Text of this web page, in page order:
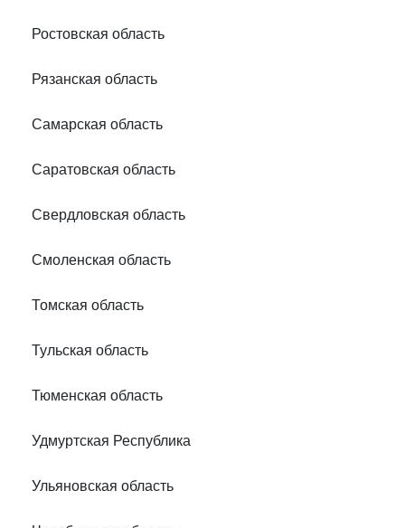
Ростовская область
Рязанская область
Самарская область
Саратовская область
Свердловская область
Смоленская область
Томская область
Тульская область
Тюменская область
Удмуртская Республика
Ульяновская область